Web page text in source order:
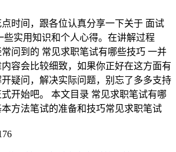
时间，跟各位认真分享一下关于 面试
些实用知识和个人心得。在讲解过程
问到的 常见求职笔试有哪些技巧 一并
容会比较细致，如果你正好在这方面有
疑问，解决实际问题，别忘了多多支持
开始吧。 本文目录 常见求职笔试有哪
方法笔试的准备和技巧常见求职笔试